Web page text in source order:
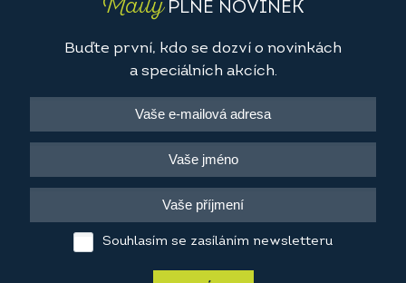
MailyPLNÉ NOVINEK
Buďte první, kdo se dozví o novinkách
a speciálních akcích.
Souhlasím se zasíláním newsletteru